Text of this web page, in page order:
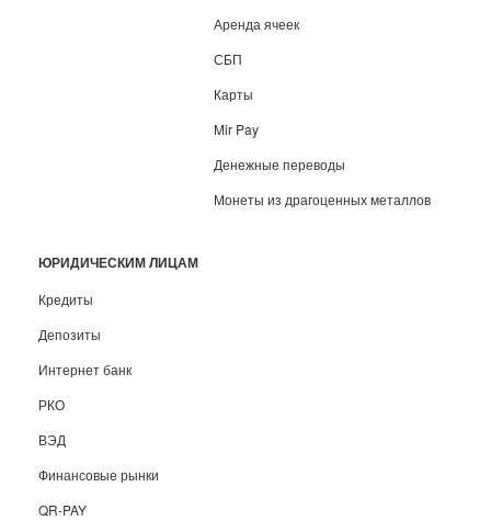
Аренда ячеек
СБП
Карты
Mir Pay
Денежные переводы
Монеты из драгоценных металлов
ЮРИДИЧЕСКИМ ЛИЦАМ
Кредиты
Депозиты
Интернет банк
РКО
ВЭД
Финансовые рынки
QR-PAY